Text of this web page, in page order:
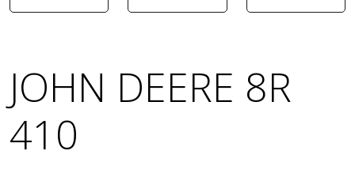
JOHN DEERE 8R
410